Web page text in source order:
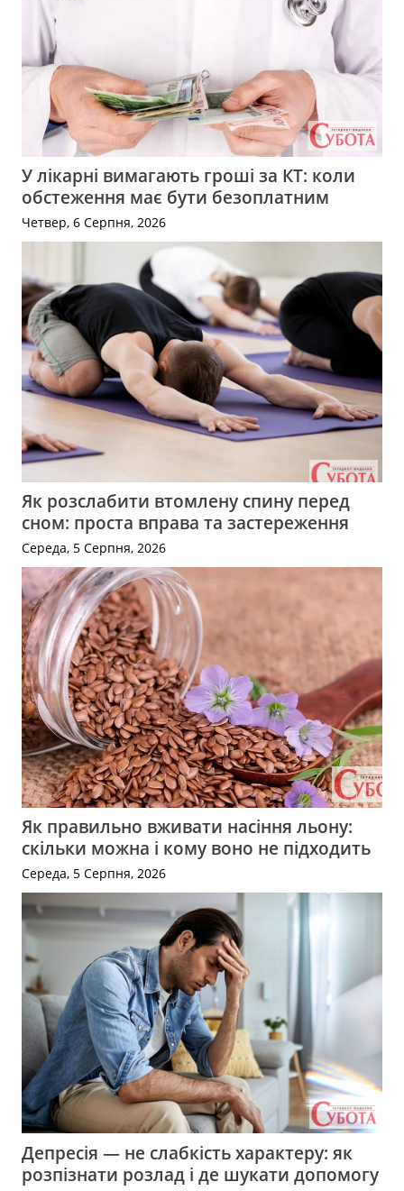
У лікарні вимагають гроші за КТ: коли
обстеження має бути безоплатним
Четвер, 6 Серпня, 2026
Як розслабити втомлену спину перед
сном: проста вправа та застереження
Середа, 5 Серпня, 2026
Як правильно вживати насіння льону:
скільки можна і кому воно не підходить
Середа, 5 Серпня, 2026
Депресія — не слабкість характеру: як
розпізнати розлад і де шукати допомогу